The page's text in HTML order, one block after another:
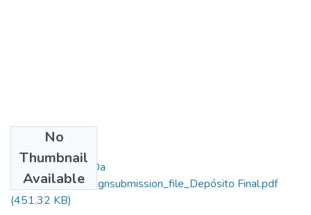
No
Thumbnail
Available
Letícia Fernanda Da
Silva_13399_assignsubmission_file_Depósito Final.pdf
(451.32 KB)